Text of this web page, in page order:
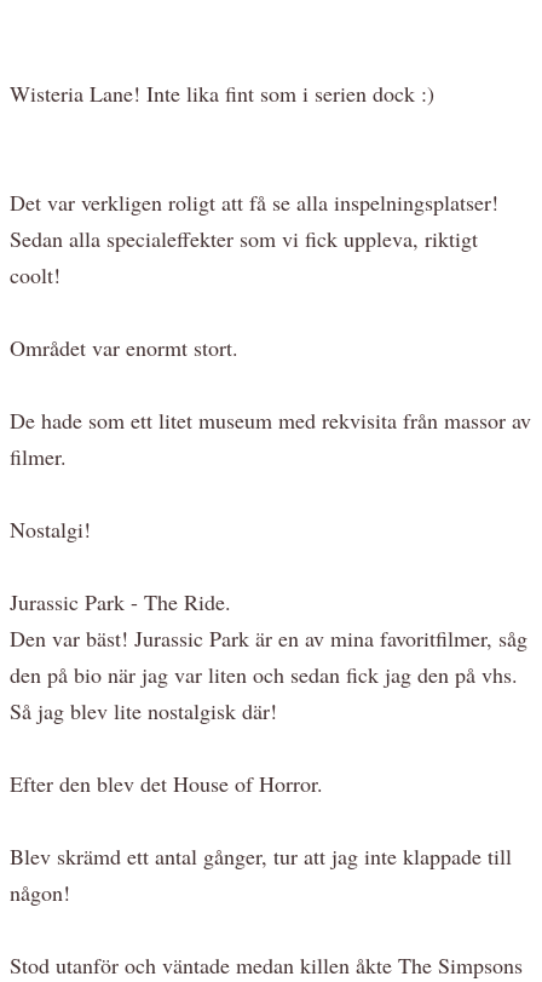
Wisteria Lane! Inte lika fint som i serien dock :)
Det var verkligen roligt att få se alla inspelningsplatser!
Sedan alla specialeffekter som vi fick uppleva, riktigt
coolt!
Området var enormt stort.
De hade som ett litet museum med rekvisita från massor av
filmer.
Nostalgi!
Jurassic Park - The Ride.
Den var bäst! Jurassic Park är en av mina favoritfilmer, såg
den på bio när jag var liten och sedan fick jag den på vhs.
Så jag blev lite nostalgisk där!
Efter den blev det House of Horror.
Blev skrämd ett antal gånger, tur att jag inte klappade till
någon!
Stod utanför och väntade medan killen åkte The Simpsons